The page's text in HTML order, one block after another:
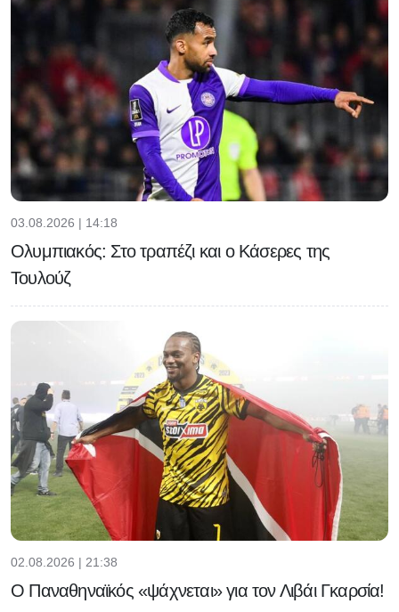
03.08.2026 | 14:18
Ολυμπιακός: Στο τραπέζι και ο Κάσερες της
Τουλούζ
02.08.2026 | 21:38
Ο Παναθηναϊκός «ψάχνεται» για τον Λιβάι Γκαρσία!